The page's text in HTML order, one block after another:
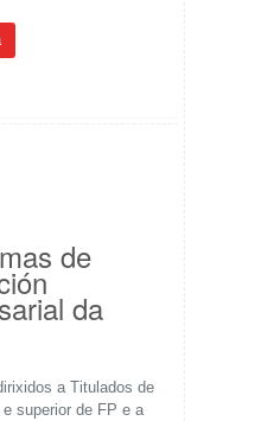
de
da
a Titulados de
superior de FP e a